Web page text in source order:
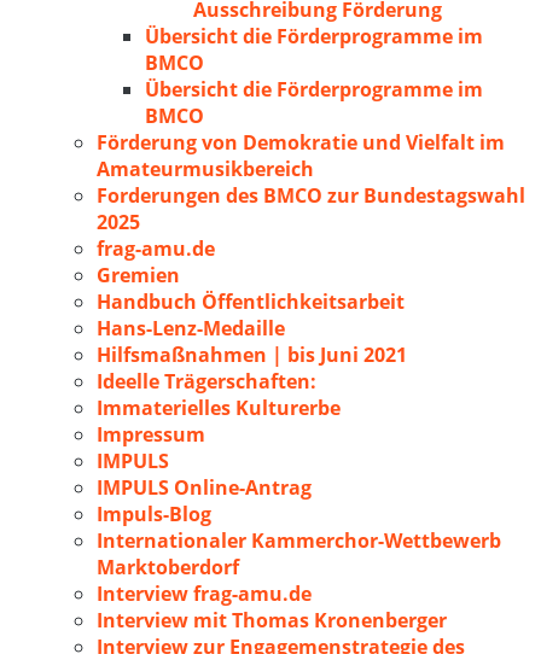
Ausschreibung Förderung
Übersicht die Förderprogramme im
BMCO
Übersicht die Förderprogramme im
BMCO
Förderung von Demokratie und Vielfalt im
Amateurmusikbereich
Forderungen des BMCO zur Bundestagswahl
2025
frag-amu.de
Gremien
Handbuch Öffentlichkeitsarbeit
Hans-Lenz-Medaille
Hilfsmaßnahmen | bis Juni 2021
Ideelle Trägerschaften:
Immaterielles Kulturerbe
Impressum
IMPULS
IMPULS Online-Antrag
Impuls-Blog
Internationaler Kammerchor-Wettbewerb
Marktoberdorf
Interview frag-amu.de
Interview mit Thomas Kronenberger
Interview zur Engagemenstrategie des